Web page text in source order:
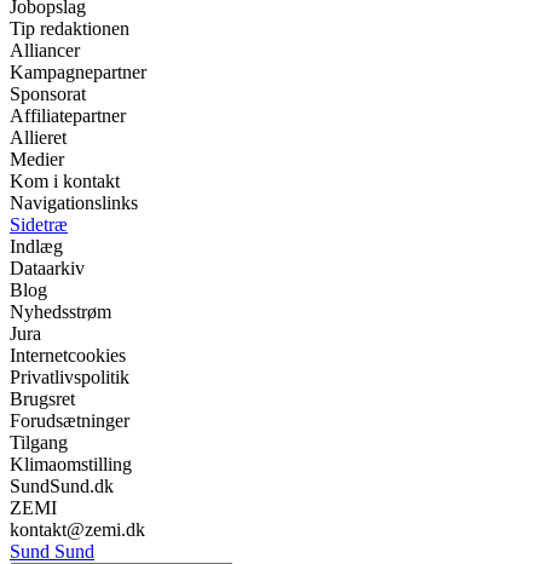
Jobopslag
Tip redaktionen
Alliancer
Kampagnepartner
Sponsorat
Affiliatepartner
Allieret
Medier
Kom i kontakt
Navigationslinks
Sidetræ
Indlæg
Dataarkiv
Blog
Nyhedsstrøm
Jura
Internetcookies
Privatlivspolitik
Brugsret
Forudsætninger
Tilgang
Klimaomstilling
SundSund.dk
ZEMI
kontakt@zemi.dk
Sund Sund